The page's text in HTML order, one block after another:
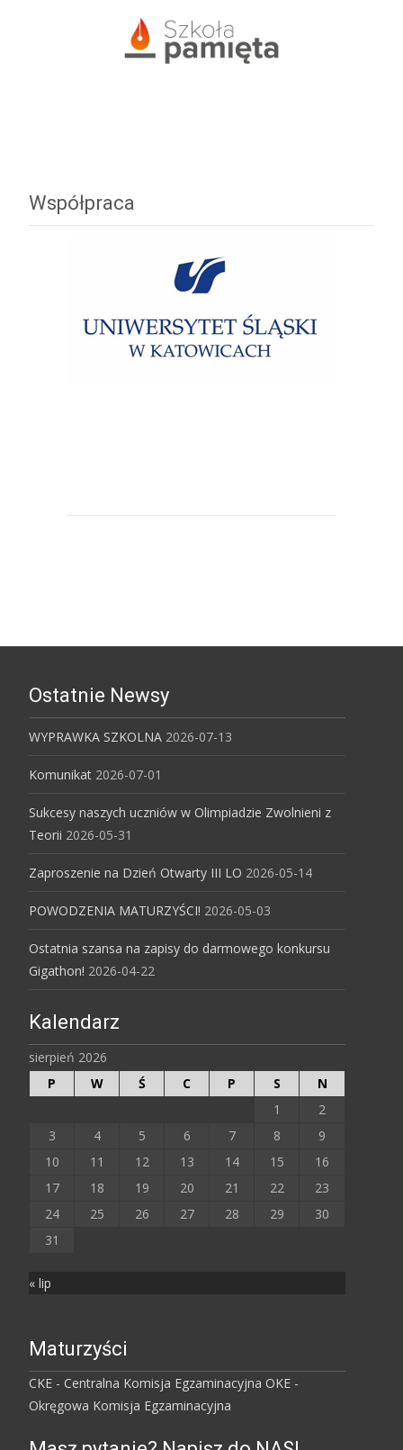
Współpraca
Ostatnie Newsy
WYPRAWKA SZKOLNA 2026-07-13
Komunikat 2026-07-01
Sukcesy naszych uczniów w Olimpiadzie Zwolnieni z
Teorii 2026-05-31
Zaproszenie na Dzień Otwarty III LO 2026-05-14
POWODZENIA MATURZYŚCI! 2026-05-03
Ostatnia szansa na zapisy do darmowego konkursu
Gigathon! 2026-04-22
Kalendarz
sierpień 2026
P
W Ś C P S
N
1
2
3
4 5 6 7 8
9
10
11 12 13 14 15
16
17
18 19 20 21 22
23
24
25 26 27 28 29
30
31
« lip
Maturzyści
CKE - Centralna Komisja Egzaminacyjna OKE -
Okręgowa Komisja Egzaminacyjna